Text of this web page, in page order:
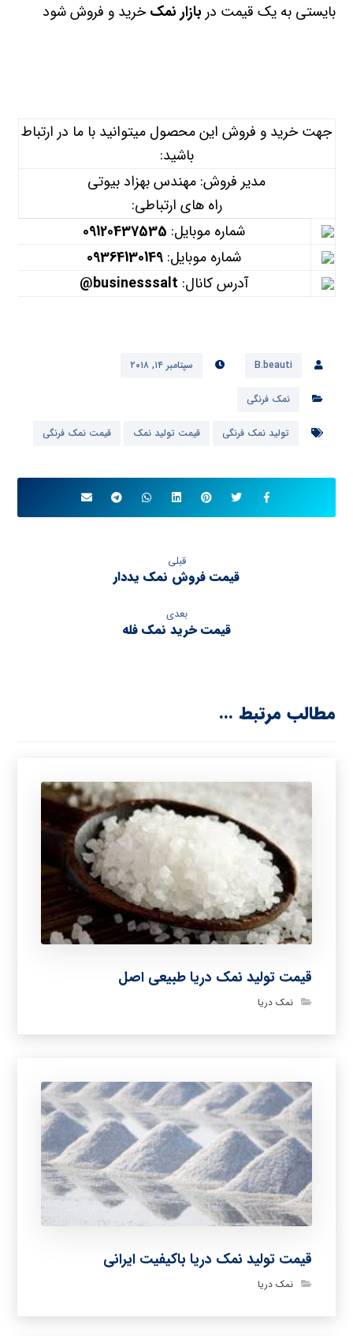
بایستی به یک قیمت در بازار نمکخرید و فروش شود
جهت خرید و فروش این محصول میتوانید با ما در ارتباط
باشید:
مدیر فروش: مهندس بهزاد بیوتی
راه های ارتباطی:
شماره موبایل: 09120437535
شماره موبایل: 09364130149
آدرس کانال: businesssalt@
B.beauti سپتامبر ۱۴, ۲۰۱۸
نمک فرنگی
تولید نمک فرنگی قیمت تولید نمک قیمت نمک فرنگی
قبلی
قیمت فروش نمک یددار
بعدی
قیمت خرید نمک فله
مطالب مرتبط ...
قیمت تولید نمک دریا طبیعی اصل
نمک دریا
قیمت تولید نمک دریا باکیفیت ایرانی
نمک دریا